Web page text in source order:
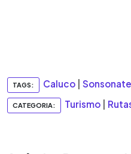
TAGS: Caluco Sonsonate
CATEGORIA: Turismo